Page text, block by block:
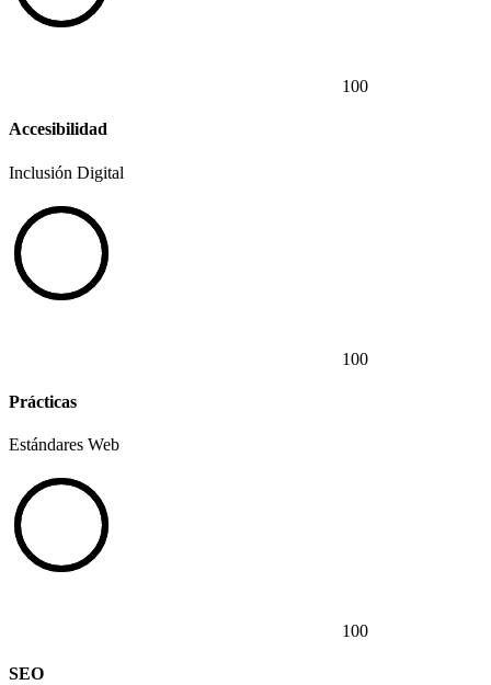
100
Accesibilidad
Inclusión Digital
100
Prácticas
Estándares Web
100
SEO